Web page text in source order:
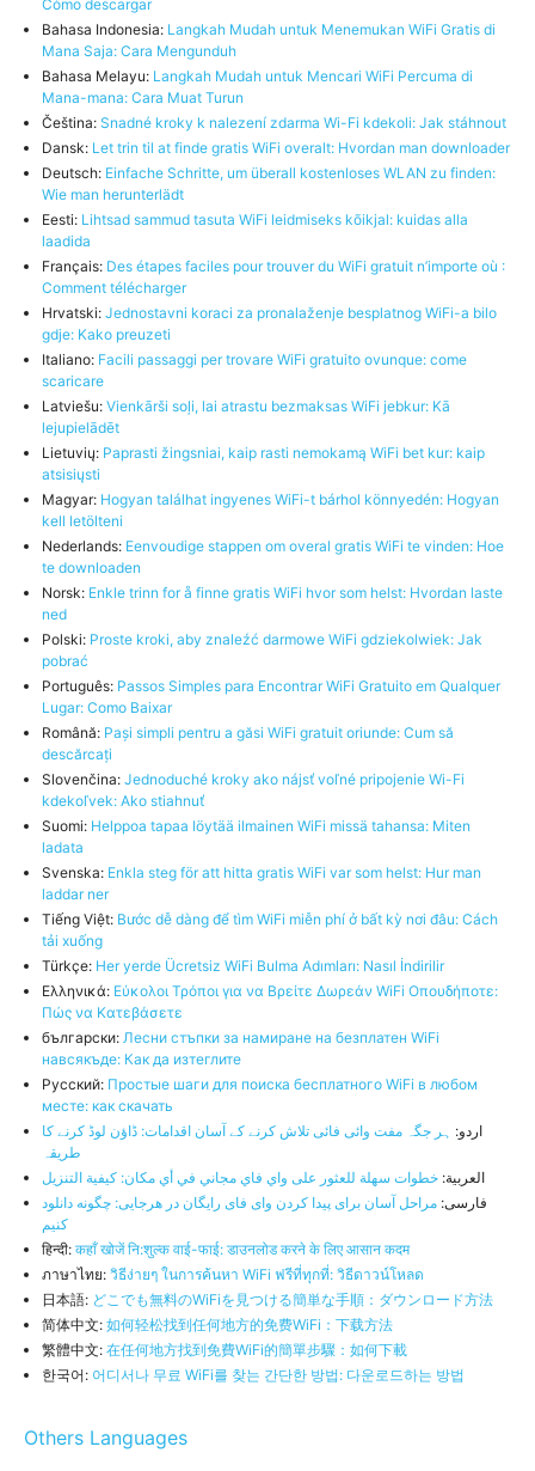
Cómo descargar
Bahasa Indonesia: Langkah Mudah untuk Menemukan WiFi Gratis di
Mana Saja: Cara Mengunduh
Bahasa Melayu: Langkah Mudah untuk Mencari WiFi Percuma di
Mana-mana: Cara Muat Turun
Čeština: Snadné kroky k nalezení zdarma Wi-Fi kdekoli: Jak stáhnout
Dansk: Let trin til at finde gratis WiFi overalt: Hvordan man downloader
Deutsch: Einfache Schritte, um überall kostenloses WLAN zu finden:
Wie man herunterlädt
Eesti: Lihtsad sammud tasuta WiFi leidmiseks kõikjal: kuidas alla
laadida
Français: Des étapes faciles pour trouver du WiFi gratuit n’importe où :
Comment télécharger
Hrvatski: Jednostavni koraci za pronalaženje besplatnog WiFi-a bilo
gdje: Kako preuzeti
Italiano: Facili passaggi per trovare WiFi gratuito ovunque: come
scaricare
Latviešu: Vienkārši soļi, lai atrastu bezmaksas WiFi jebkur: Kā
lejupielādēt
Lietuvių: Paprasti žingsniai, kaip rasti nemokamą WiFi bet kur: kaip
atsisiųsti
Magyar: Hogyan találhat ingyenes WiFi-t bárhol könnyedén: Hogyan
kell letölteni
Nederlands: Eenvoudige stappen om overal gratis WiFi te vinden: Hoe
te downloaden
Norsk: Enkle trinn for å finne gratis WiFi hvor som helst: Hvordan laste
ned
Polski: Proste kroki, aby znaleźć darmowe WiFi gdziekolwiek: Jak
pobrać
Português: Passos Simples para Encontrar WiFi Gratuito em Qualquer
Lugar: Como Baixar
Română: Pași simpli pentru a găsi WiFi gratuit oriunde: Cum să
descărcați
Slovenčina: Jednoduché kroky ako nájsť voľné pripojenie Wi-Fi
kdekoľvek: Ako stiahnuť
Suomi: Helppoa tapaa löytää ilmainen WiFi missä tahansa: Miten
ladata
Svenska: Enkla steg för att hitta gratis WiFi var som helst: Hur man
laddar ner
Tiếng Việt: Bước dễ dàng để tìm WiFi miễn phí ở bất kỳ nơi đâu: Cách
tải xuống
Türkçe: Her yerde Ücretsiz WiFi Bulma Adımları: Nasıl İndirilir
Ελληνικά: Εύκολοι Τρόποι για να Βρείτε Δωρεάν WiFi Οπουδήποτε:
Πώς να Κατεβάσετε
български: Лесни стъпки за намиране на безплатен WiFi
навсякъде: Как да изтеглите
Русский: Простые шаги для поиска бесплатного WiFi в любом
месте: как скачать
اردو:
ہر جگہ مفت وائی فائی تلاش کرنے کے آسان اقدامات: ڈاؤن لوڈ کرنے کا
طریقہ
العربية: خطوات سهلة للعثور على واي فاي مجاني في أي مكان: كيفية التنزيل
فارسی: مراحل آسان برای پیدا کردن وای فای رایگان در هرجایی: چگونه دانلود
کنیم
हिन्दी: कहाँ खोजें नि:शुल्क वाई-फाई: डाउनलोड करने के लिए आसान कदम
ภาษาไทย: วิธีง่ายๆ ในการค้นหา WiFi ฟรีที่ทุกที่: วิธีดาวน์โหลด
日本語: どこでも無料のWiFiを見つける簡単な手順：ダウンロード方法
简体中文: 如何轻松找到任何地方的免费WiFi：下载方法
繁體中文: 在任何地方找到免費WiFi的簡單步驟：如何下載
한국어: 어디서나 무료 WiFi를 찾는 간단한 방법: 다운로드하는 방법
Others Languages